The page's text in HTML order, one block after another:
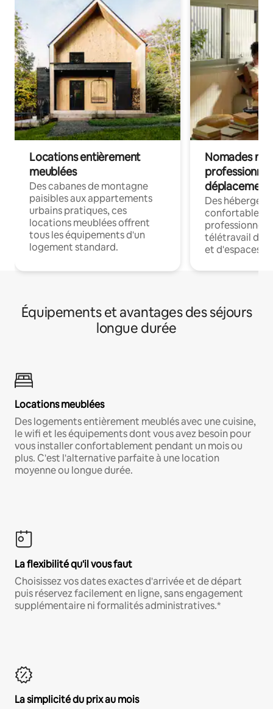
Locations entièrement
meublées
Des cabanes de montagne
paisibles aux appartements
urbains pratiques, ces
locations meublées offrent
tous les équipements d'un
logement standard.
Nomades
déplacement
Des
confortables
professionnels
télétravail
et d'espaces
Équipements et avantages des séjours
longue durée
Locations meublées
Des logements entièrement meublés avec une cuisine,
le wifi et les équipements dont vous avez besoin pour
vous installer confortablement pendant un mois ou
plus. C'est l'alternative parfaite à une location
moyenne ou longue durée.
La flexibilité qu'il vous faut
Choisissez vos dates exactes d'arrivée et de départ
puis réservez facilement en ligne, sans engagement
supplémentaire ni formalités administratives.*
La simplicité du prix au mois